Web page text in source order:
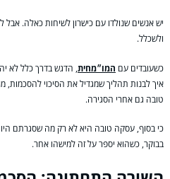
יש אנשים שנולדו עם כישרון לשיחות כאלה.
ולשכלל.
כשעובדים עם המו״מחית, הדגש בדרך כלל לא
איך לבנות תהליך שמגדיל את הסיכוי להסכמות,
טובה גם אחרי הסגירה.
כי בסוף, עסקה טובה היא לא רק מה שסגרתם
בבוקר, כשהוא יספר על זה למישהו אחר.